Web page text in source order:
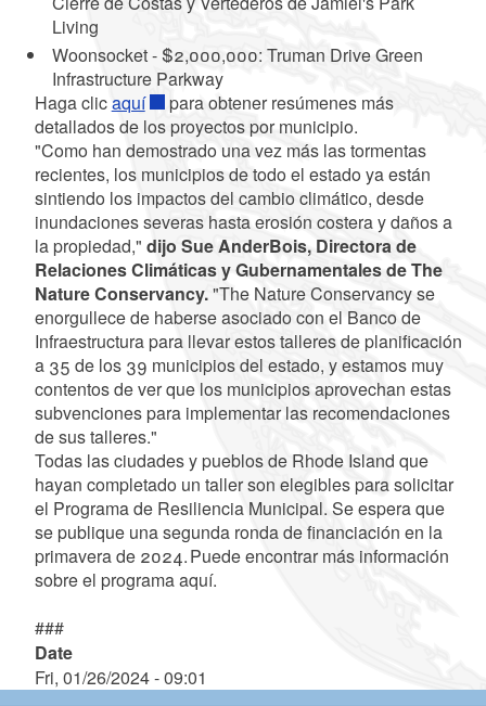
Living
Woonsocket - $2,000,000: Truman Drive Green
Infrastructure Parkway
Haga clicaquí
para obtener resúmenes más
detallados de los proyectos por municipio.
"Como han demostrado una vez más las tormentas
recientes, los municipios de todo el estado ya están
sintiendo los impactos del cambio climático, desde
inundaciones severas hasta erosión costera y daños a
la propiedad," dijo Sue AnderBois, Directora de
Relaciones Climáticas y Gubernamentales de The
Nature Conservancy."The Nature Conservancy se
enorgullece de haberse asociado con el Banco de
Infraestructura para llevar estos talleres de planificación
a 35 de los 39 municipios del estado, y estamos muy
contentos de ver que los municipios aprovechan estas
subvenciones para implementar las recomendaciones
de sus talleres."
Todas las ciudades y pueblos de Rhode Island que
hayan completado un taller son elegibles para solicitar
el Programa de Resiliencia Municipal. Se espera que
se publique una segunda ronda de financiación en la
primavera de 2024. Puede encontrar más información
sobre el programa aquí.
###
Date
Fri, 01/26/2024 - 09:01